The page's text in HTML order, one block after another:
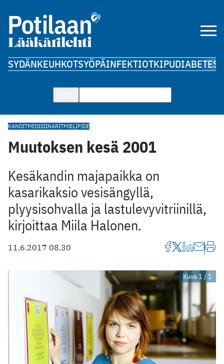
SYDÄNKEUHKOTSYÖPÄINFEKTIOTKIPUDIABETES
KANDITMEDISIINARITMIELIPIDE
Muutoksen kesä 2001
Kesäkandin majapaikka on
kasarikaksio vesisängyllä,
plyysisohvalla ja lastulevyvitriinillä,
kirjoittaa Miila Halonen.
11.6.2017 08.30
Kuva 1 / 1